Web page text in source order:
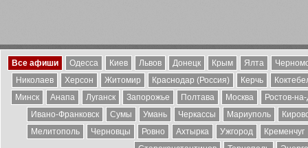
Все афиши Одесса Киев Львов Донецк Крым Ялта
Николаев
Херсон Житомир Краснодар (Россия) Керчь
Минск
Анапа Луганск Запорожье Полтава Москва
Ростов-
Ивано-Франковск
Сумы Умань Черкассы Мариуполь
Мелитополь
Черновцы Ровно Ахтырка Ужгород
Кременчуг